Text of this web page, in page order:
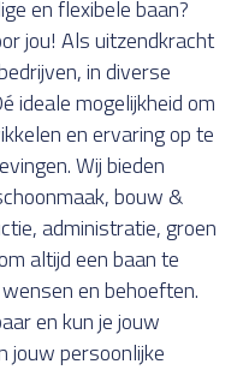
en flexibele baan?
jou! Als uitzendkracht
in diverse
ideale mogelijkheid om
en ervaring op te
Wij bieden
bouw &
administratie, groen
altijd een baan te
en behoeften.
en kun je jouw
jouw persoonlijke